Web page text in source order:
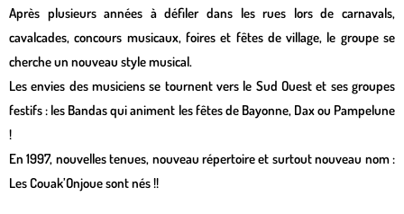
Après plusieurs années à défiler dans les rues lors de carnavals,
cavalcades, concours musicaux, foires et fêtes de village, le groupe se
cherche un nouveau style musical.
Les envies des musiciens se tournent vers le Sud Ouest et ses groupes
festifs : les Bandas qui animent les fêtes de Bayonne, Dax ou Pampelune
!
En 1997, nouvelles tenues, nouveau répertoire et surtout nouveau nom :
Les Couak’Onjoue sont nés !!